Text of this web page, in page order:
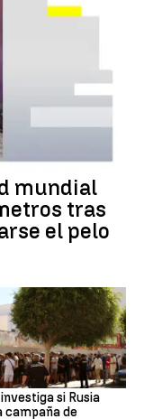
mundial
tras
el pelo
si Rusia
campaña de